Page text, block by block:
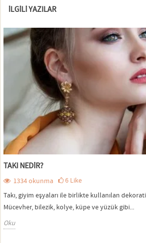
İLGILI YAZILAR
TAKI NEDIR?
1334okunma 6 Like
Takı, giyim eşyaları ile birlikte kullanılan
Mücevher, bilezik, kolye, küpe ve yüzük gibi...
Oku